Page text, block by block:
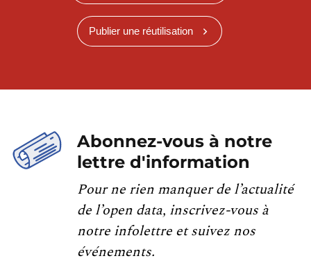
Publier une réutilisation
Abonnez-vous à notre
lettre d'information
Pour ne rien manquer de l’actualité
de l’open data, inscrivez-vous à
notre infolettre et suivez nos
événements.